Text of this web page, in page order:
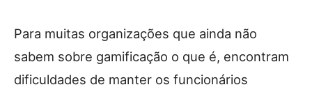
Para muitas organizações que ainda não
sabem sobre gamificação o que é, encontram
dificuldades de manter os funcionários